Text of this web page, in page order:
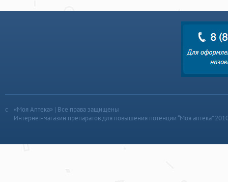
«Моя Аптека» | Все права защищены
Интернет-магазин препаратов для повышения потенции “Моя аптека”